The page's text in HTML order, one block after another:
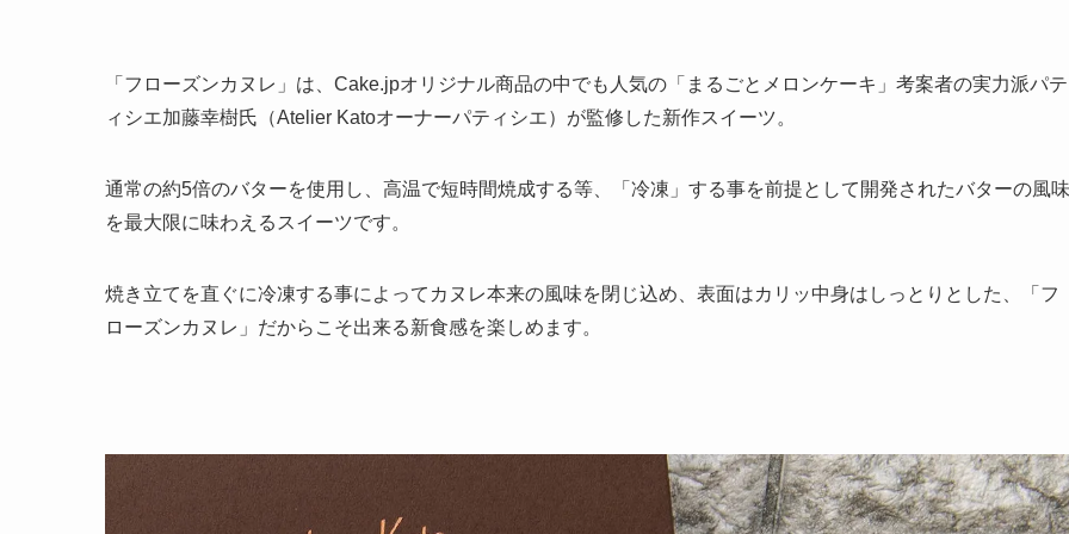
「フローズンカヌレ」は、Cake.jpオリジナル商品の中でも人気の「まるごとメロンケーキ」考案者の実力派パテ
ィシエ加藤幸樹氏（Atelier Katoオーナーパティシエ）が監修した新作スイーツ。
通常の約5倍のバターを使用し、高温で短時間焼成する等、「冷凍」する事を前提として開発されたバターの風味
を最大限に味わえるスイーツです。
焼き立てを直ぐに冷凍する事によってカヌレ本来の風味を閉じ込め、表面はカリッ中身はしっとりとした、「フ
ローズンカヌレ」だからこそ出来る新食感を楽しめます。